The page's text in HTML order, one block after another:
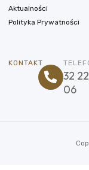
Aktualności
Polityka Prywatności
KONTAKT
32
06